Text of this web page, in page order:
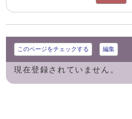
このページをチェックする 編集
現在登録されていません。